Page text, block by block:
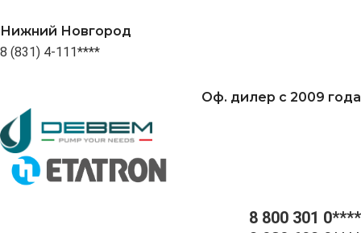
Нижний Новгород
8 (831) 4-111****
Оф. дилер с 2009 года
8 800 301 0****